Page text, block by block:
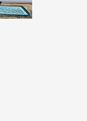
コラボレーター